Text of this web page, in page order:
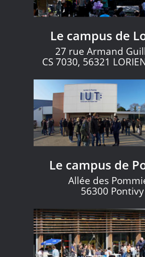
Le campus de
27 rue Armand
CS 7030, 56321
Le campus de
Allée des
56300 Pontivy